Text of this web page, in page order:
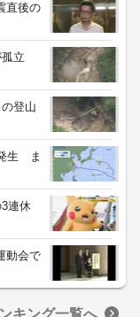
直後の
孤立
登山
生 ま
連休
動会で